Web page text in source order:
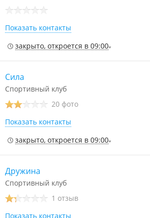
Показать контакты
закрыто, откроется в 09:00
Сила
Спортивный клуб
20 фото
Показать контакты
закрыто, откроется в 09:00
Дружина
Спортивный клуб
1 отзыв
Показать контакты